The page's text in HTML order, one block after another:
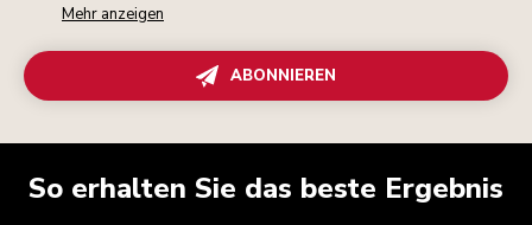
Mehr anzeigen
ABONNIEREN
So erhalten Sie das beste Ergebnis